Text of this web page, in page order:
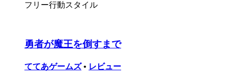
フリー行動スタイル
勇者が魔王を倒すまで
ててあゲームズ • レビュー